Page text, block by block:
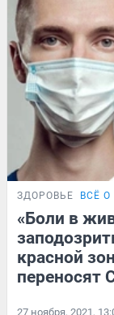
ЗДОРОВЬЕ ВСЁ
«Боли в
красной
переносят
27 ноября, 2021,